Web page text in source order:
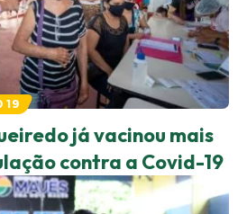
19
já vacinou mais
contra a Covid-19